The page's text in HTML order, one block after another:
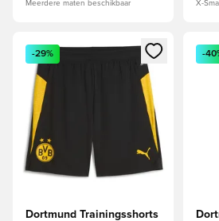
Meerdere maten beschikbaar X-
Opent een venster om in te
-29%
Dortmund Trainingsshorts
-